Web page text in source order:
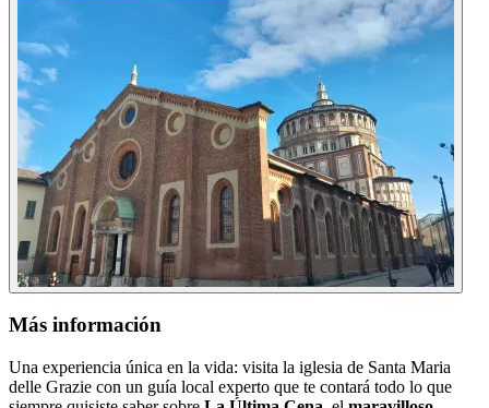
Más información
Una experiencia única en la vida: visita la iglesia de Santa Maria
delle Grazie con un guía local experto que te contará todo lo que